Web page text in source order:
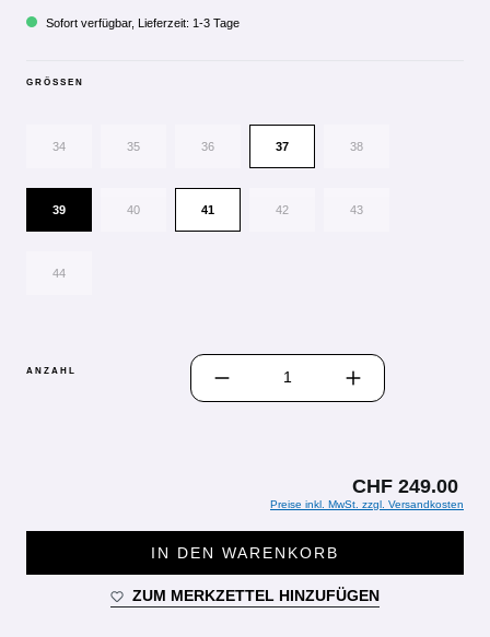
Sofort verfügbar, Lieferzeit: 1-3 Tage
GRÖSSEN
34 35 36 37 38
39 40 41 42 43
44
ANZAHL
PRODUKT ANZAHL: GIB DEN
CHF 249.00
Preise inkl. MwSt. zzgl. Versandkosten
IN DEN WARENKORB
ZUM MERKZETTEL HINZUFÜGEN